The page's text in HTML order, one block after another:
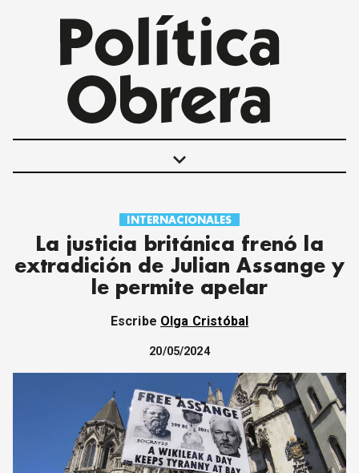
keyboard_arrow_down
POLÍTICAS
INTERNACIONALES
MOVIMIENTO OBRERO
MUJER
SOCIEDAD Y CULTURA
JUVENTUD
CORREO DE LECTORES
DEBATE
ARCHIVO
DECLARACIONES
OPINIÓN
INTERNACIONALES
La justicia británica frenó la
extradición de Julian Assange y
le permite apelar
Escribe Olga Cristóbal
20/05/2024